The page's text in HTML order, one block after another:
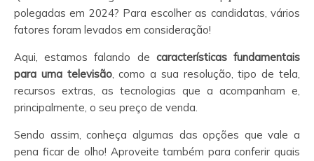
polegadas em 2024? Para escolher as candidatas, vários
fatores foram levados em consideração!
Aqui, estamos falando de características fundamentais
para uma televisão, como a sua resolução, tipo de tela,
recursos extras, as tecnologias que a acompanham e,
principalmente, o seu preço de venda.
Sendo assim, conheça algumas das opções que vale a
pena ficar de olho! Aproveite também para conferir quais